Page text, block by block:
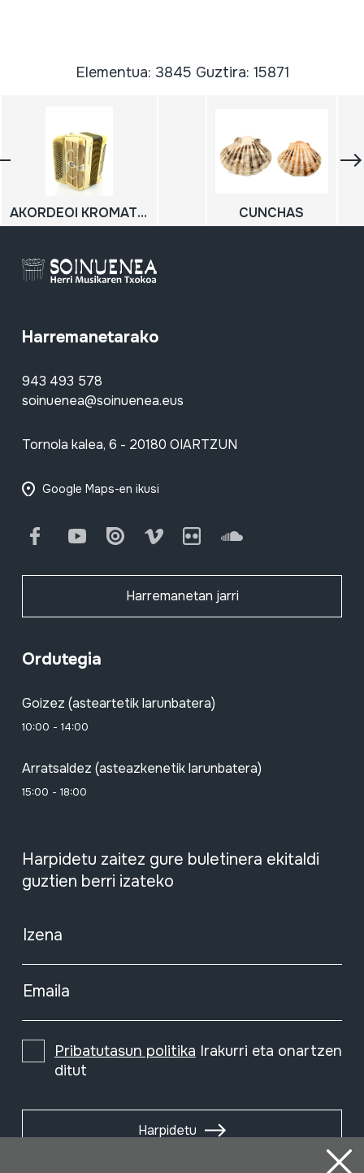
Elementua: 3845 Guztira: 15871
AKORDEOI KROMATIKOA; SOINU HANDIA; ACCORDEON CUNCHAS
Harremanetarako
943 493 578
soinuenea@soinuenea.eus
Tornola kalea, 6 - 20180 OIARTZUN
Google Maps-en ikusi
FacebookYoutube Issuu Vimeo Flickr SoundCloud
Harremanetan jarri
Ordutegia
Goizez (asteartetik larunbatera)
10:00 - 14:00
Arratsaldez (asteazkenetik larunbatera)
15:00 - 18:00
Harpidetu zaitez gure buletinera ekitaldi
guztien berri izateko
Izena
Emaila
Pribatutasun politika Irakurri eta onartzen
ditut
Harpidetu